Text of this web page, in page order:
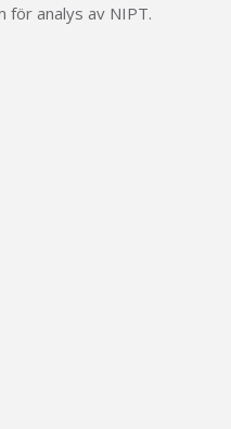
analys av NIPT.